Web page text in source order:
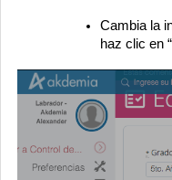
Cambia la
haz clic en